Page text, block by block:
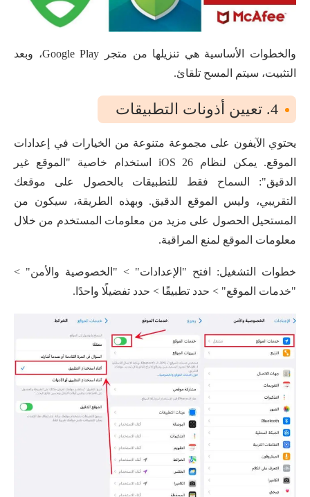
والخطوات الأساسية هي تنزيلها من متجر Google Play، وبعد
التثبيت، سيتم المسح تلقائ.
4. تعيين أذونات التطبيقات
يحتوي الآيفون على مجموعة متنوعة من الخيارات في إعدادات
الموقع. يمكن لنظام iOS 26 استخدام خاصية "الموقع غير
الدقيق": السماح فقط للتطبيقات بالحصول على موقعك
التقريبي، وليس الموقع الدقيق. وبهذه الطريقة، سيكون من
المستحيل الحصول على مزيد من معلومات المستخدم من خلال
معلومات الموقع لمنع المراقبة.
خطوات التشغيل: افتح "الإعدادات" > "الخصوصية والأمن" >
"خدمات الموقع" > حدد تطبيقًا > حدد تفضيلًا واحدًا.